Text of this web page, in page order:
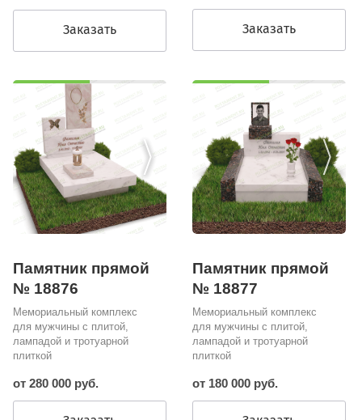
Заказать Заказать
Памятник прямой
№ 18876
Мемориальный комплекс
для мужчины с плитой,
лампадой и тротуарной
плиткой
от 280 000 руб.
Памятник прямой
№ 18877
Мемориальный комплекс
для мужчины с плитой,
лампадой и тротуарной
плиткой
от 180 000 руб.